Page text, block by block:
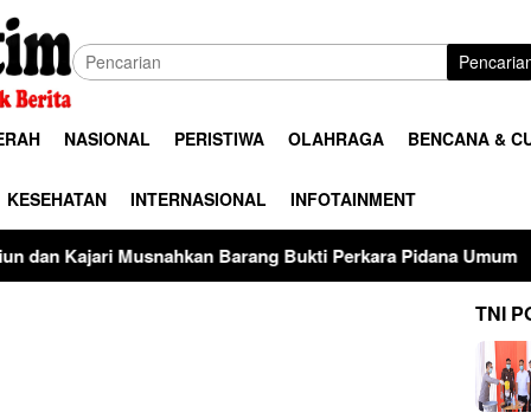
NASIONAL PERISTIWA OLAHRAGA BENCANA &
KESEHATAN INTERNASIONAL INFOTAINMENT
Barang Bukti Perkara Pidana Umum Terimakasih
TNI